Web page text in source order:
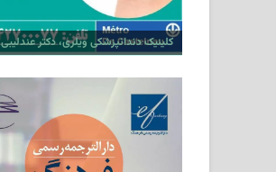
کلینیک دندانپزشکی ویلری، دکتر عندلیبی